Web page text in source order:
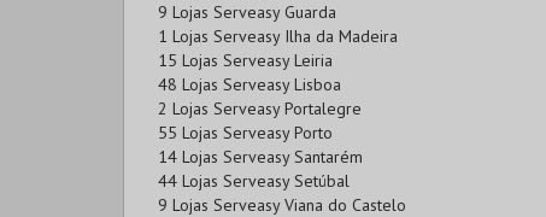
9 Lojas Serveasy Guarda
1 Lojas Serveasy Ilha da Madeira
15 Lojas Serveasy Leiria
48 Lojas Serveasy Lisboa
2 Lojas Serveasy Portalegre
55 Lojas Serveasy Porto
14 Lojas Serveasy Santarém
44 Lojas Serveasy Setúbal
9 Lojas Serveasy Viana do Castelo